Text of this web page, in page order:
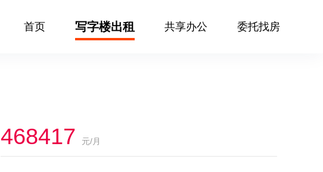
首页 写字楼出租 共享办公 委托找房
468417 元/月